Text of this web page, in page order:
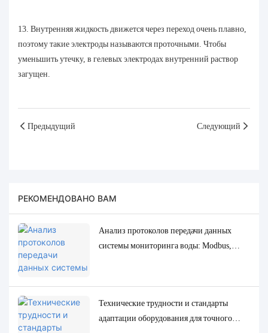
13. Внутренняя жидкость движется через переход очень плавно,
поэтому такие электроды называются проточными. Чтобы
уменьшить утечку, в гелевых электродах внутренний раствор
загущен.
Предыдущий Следующий
РЕКОМЕНДОВАНО ВАМ
Анализ протоколов передачи данных
системы мониторинга воды: Modbus,
Технические трудности и стандарты
адаптации оборудования для точного